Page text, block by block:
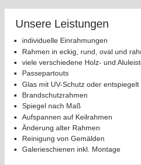
Unsere Leistungen
individuelle Einrahmungen
Rahmen in eckig, rund, oval und
viele verschiedene Holz- und
Passepartouts
Glas mit UV-Schutz oder entspiegelt
Brandschutzrahmen
Spiegel nach Maß
Aufspannen auf Keilrahmen
Änderung alter Rahmen
Reinigung von Gemälden
Galerieschienen inkl. Montage